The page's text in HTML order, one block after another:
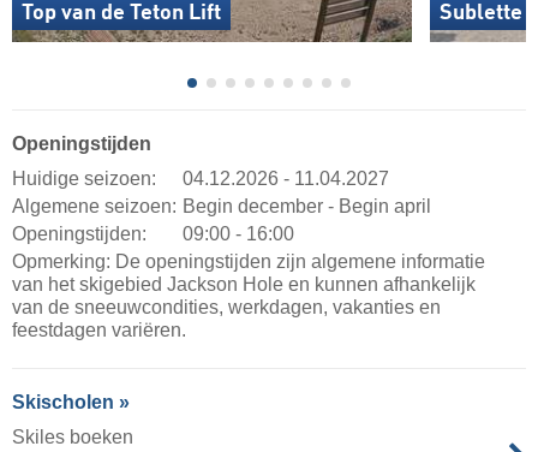
Top van de Teton Lift Sublette
Openingstijden
Huidige seizoen:
04.12.2026 - 11.04.2027
Algemene seizoen: Begin december - Begin april
Openingstijden:
09:00 - 16:00
Opmerking: De openingstijden zijn algemene informatie
van het skigebied Jackson Hole en kunnen afhankelijk
van de sneeuwcondities, werkdagen, vakanties en
feestdagen variëren.
Skischolen »
Skiles boeken